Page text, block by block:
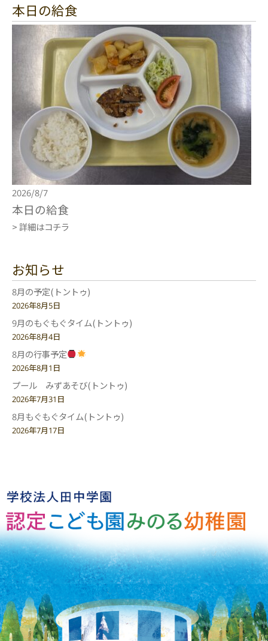
本日の給食
2026/8/7
本日の給食
> 詳細はコチラ
お知らせ
8月の予定(トントゥ)
2026年8月5日
9月のもぐもぐタイム(トントゥ)
2026年8月4日
8月の行事予定
2026年8月1日
プール みずあそび(トントゥ)
2026年7月31日
8月もぐもぐタイム(トントゥ)
2026年7月17日